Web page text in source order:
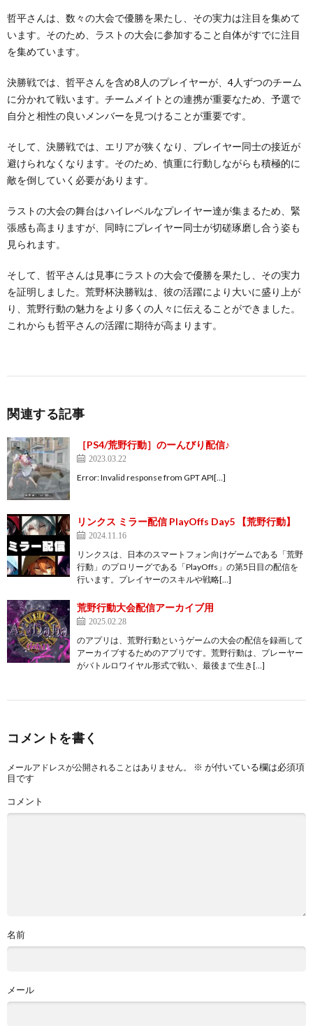
哲平さんは、数々の大会で優勝を果たし、その実力は注目を集めて
います。そのため、ラストの大会に参加すること自体がすでに注目
を集めています。
決勝戦では、哲平さんを含め8人のプレイヤーが、4人ずつのチーム
に分かれて戦います。チームメイトとの連携が重要なため、予選で
自分と相性の良いメンバーを見つけることが重要です。
そして、決勝戦では、エリアが狭くなり、プレイヤー同士の接近が
避けられなくなります。そのため、慎重に行動しながらも積極的に
敵を倒していく必要があります。
ラストの大会の舞台はハイレベルなプレイヤー達が集まるため、緊
張感も高まりますが、同時にプレイヤー同士が切磋琢磨し合う姿も
見られます。
そして、哲平さんは見事にラストの大会で優勝を果たし、その実力
を証明しました。荒野杯決勝戦は、彼の活躍により大いに盛り上が
り、荒野行動の魅力をより多くの人々に伝えることができました。
これからも哲平さんの活躍に期待が高まります。
関連する記事
［PS4/荒野行動］のーんびり配信♪
2023.03.22
Error: Invalid response from GPT API[…]
リンクス ミラー配信 PlayOffs Day5 【荒野行動】
2024.11.16
リンクスは、日本のスマートフォン向けゲームである「荒野
行動」のプロリーグである「PlayOffs」の第5日目の配信を
行います。プレイヤーのスキルや戦略[…]
荒野行動大会配信アーカイブ用
2025.02.28
のアプリは、荒野行動というゲームの大会の配信を録画して
アーカイブするためのアプリです。荒野行動は、プレーヤー
がバトルロワイヤル形式で戦い、最後まで生き[…]
コメントを書く
メールアドレスが公開されることはありません。 ※ が付いている欄は必須項
目です
コメント
名前
メール